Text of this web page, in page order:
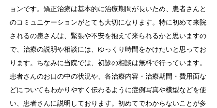
ョンです。矯正治療は基本的に治療期間が長いため、患者さんと
のコミュニケーションがとても大切になります。特に初めて来院
されるの患さんは、緊張や不安を抱えて来られるかと思いますの
で、治療の説明や相談には、ゆっくり時間をかけたいと思ってお
ります。ちなみに当院では、初診の相談は無料で行っています。
患者さんのお口の中の状況や、各治療内容・治療期間・費用面な
どについてもわかりやすく伝わるように症例写真や模型などを使
い、患者さんに説明しております。初めてでわからないことが多